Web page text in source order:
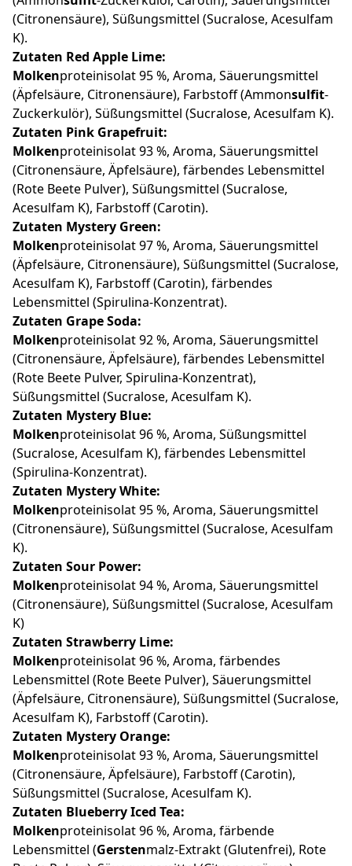
(Citronensäure), Süßungsmittel (Sucralose, Acesulfam
K).
Zutaten Red Apple Lime:
Molkenproteinisolat 95 %, Aroma, Säuerungsmittel
(Äpfelsäure, Citronensäure), Farbstoff (Ammonsulfit-
Zuckerkulör), Süßungsmittel (Sucralose, Acesulfam K).
Zutaten Pink Grapefruit:
Molkenproteinisolat 93 %, Aroma, Säuerungsmittel
(Citronensäure, Äpfelsäure), färbendes Lebensmittel
(Rote Beete Pulver), Süßungsmittel (Sucralose,
Acesulfam K), Farbstoff (Carotin).
Zutaten Mystery Green:
Molkenproteinisolat 97 %, Aroma, Säuerungsmittel
(Äpfelsäure, Citronensäure), Süßungsmittel (Sucralose,
Acesulfam K), Farbstoff (Carotin), färbendes
Lebensmittel (Spirulina-Konzentrat).
Zutaten Grape Soda:
Molkenproteinisolat 92 %, Aroma, Säuerungsmittel
(Citronensäure, Äpfelsäure), färbendes Lebensmittel
(Rote Beete Pulver, Spirulina-Konzentrat),
Süßungsmittel (Sucralose, Acesulfam K).
Zutaten Mystery Blue:
Molkenproteinisolat 96 %, Aroma, Süßungsmittel
(Sucralose, Acesulfam K), färbendes Lebensmittel
(Spirulina-Konzentrat).
Zutaten Mystery White:
Molkenproteinisolat 95 %, Aroma, Säuerungsmittel
(Citronensäure), Süßungsmittel (Sucralose, Acesulfam
K).
Zutaten Sour Power:
Molkenproteinisolat 94 %, Aroma, Säuerungsmittel
(Citronensäure), Süßungsmittel (Sucralose, Acesulfam
K)
Zutaten Strawberry Lime:
Molkenproteinisolat 96 %, Aroma, färbendes
Lebensmittel (Rote Beete Pulver), Säuerungsmittel
(Äpfelsäure, Citronensäure), Süßungsmittel (Sucralose,
Acesulfam K), Farbstoff (Carotin).
Zutaten Mystery Orange:
Molkenproteinisolat 93 %, Aroma, Säuerungsmittel
(Citronensäure, Äpfelsäure), Farbstoff (Carotin),
Süßungsmittel (Sucralose, Acesulfam K).
Zutaten Blueberry Iced Tea:
Molkenproteinisolat 96 %, Aroma, färbende
Lebensmittel (Gerstenmalz-Extrakt (Glutenfrei), Rote